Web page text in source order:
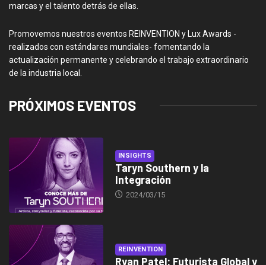
marcas y el talento detrás de ellas.
Promovemos nuestros eventos REINVENTION y Lux Awards -
realizados con estándares mundiales- fomentando la
actualización permanente y celebrando el trabajo extraordinario
de la industria local.
PRÓXIMOS EVENTOS
INSIGHTS
Taryn Southern y la
Integración
2024/03/15
REINVENTION
Ryan Patel: Futurista Global y